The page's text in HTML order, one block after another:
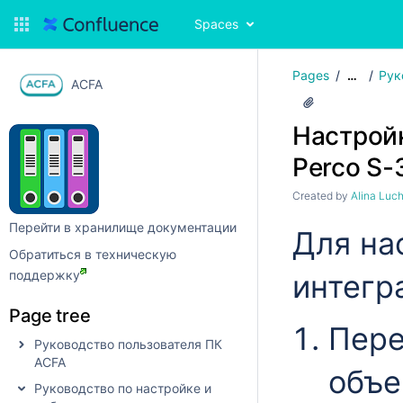
Spaces
ACFA
Перейти в хранилище документации
Обратиться в техническую
поддержку
Page tree
Руководство пользователя ПК
ACFA
Руководство по настройке и
Pages …
Perco S-
Created by Alina
Для